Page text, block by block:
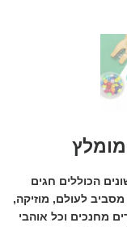
הכוללים חגים
מסביב לעולם, מוזיקה,
מחנכים וכל אוהבי